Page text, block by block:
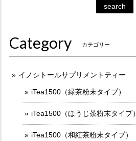
search
Category カテゴリー
イノシトールサプリメントティー
iTea1500（緑茶粉末タイプ）
iTea1500（ほうじ茶粉末タイプ）
iTea1500（和紅茶粉末タイプ）